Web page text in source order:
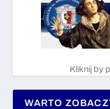
Kliknij by
WARTO